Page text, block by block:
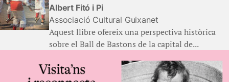
Albert Fitó i Pi
Associació Cultural Guixanet
Aquest llibre ofereix una perspectiva històrica
sobre el Ball de Bastons de la capital de...